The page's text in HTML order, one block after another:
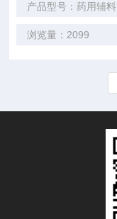
产品型号：药用辅料
浏览量：2099